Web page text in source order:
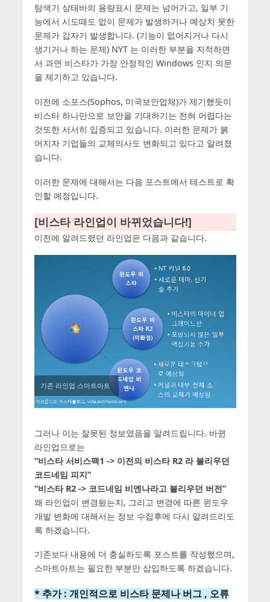
탐색기 상태바의 용량표시 문제는 넘어가고, 일부 기
능에서 시도때도 없이 문제가 발생하거나 예상치 못한
문제가 갑자기 발생합니다. (기능이 없어지거나 다시
생기거나 하는 문제) NYT 는 이러한 부분을 지적하면
서 과연 비스타가 가장 안정적인 Windows 인지 의문
을 제기하고 있습니다.
이전에 소포스(Sophos, 미국보안업체)가 제기했듯이
비스타 하나만으로 보안을 기대하기는 전혀 어렵다는
것또한 서서히 입증되고 있습니다. 이러한 문제가 붉
어지자 기업들의 교체의사도 변화되고 있다고 알려졌
습니다.
이러한 문제에 대해서는 다음 포스트에서 테스트로 확
인할 예정입니다.
[비스타 라인업이 바뀌었습니다!]
이전에 알려드렸던 라인업은 다음과 같습니다.
기존 라인업 스마트아트
그러나 이는 잘못된 정보였음을 알려드립니다. 바뀐
라인업으로는
“비스타 서비스팩1 -> 이전의 비스타 R2 라 불리우던
코드네임 피지”
“비스타 R2 -> 코드네임 비엔나라고 불리우던 버전”
왜 라인업이 변경됬는지, 그리고 변경에 따른 윈도우
개발 변화에 대해서는 정보 수집후에 다시 알려드리도
록 하겠습니다.
기존보다 내용에 더 충실하도록 포스트를 작성했으며,
스마트아트는 필요한 부분만 삽입하도록 하겠습니다.
* 추가 : 개인적으로 비스타 문제나 버그 , 오류